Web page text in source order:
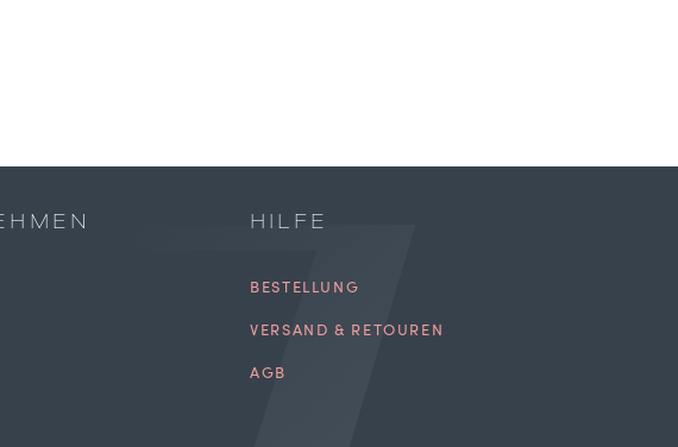
HILFE
BESTELLUNG
VERSAND & RETOUREN
AGB